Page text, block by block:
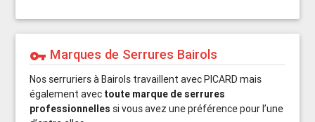
vpn_key Marques de Serrures Bairols
Nos serruriers à Bairols travaillent avec PICARD mais
également avec toute marque de serrures
professionnelles si vous avez une préférence pour l’une